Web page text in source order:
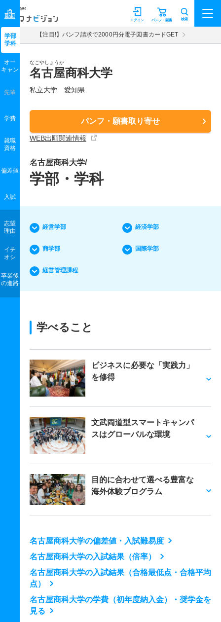
マナビジョン パンフ・願書
ログイン 検索
【注目!】パンフ請求で2000円分電子図書カードGET
なごやしょうか
名古屋商科大学
私立大学 愛知県
パンフ・願書取り寄せ
WEB出願関連情報
学部
学科
オー
キャン
先輩
学費
就職
資格
偏差値
入試
志望
理由
イチ
オシ
卒業後
の進路
名古屋商科大学/
学部・学科
経営学部 経済学部
商学部 国際学部
経営管理課程
学べること
ビジネスに必要な「実践力」
を修得
文武両道型スマートキャンパ
スはグローバルな環境
目的に合わせて選べる豊富な
海外体験プログラム
名古屋商科大学の偏差値・入試難易度
名古屋商科大学の入試結果（倍率）
名古屋商科大学の入試結果（合格最低点・合格平均
点）
名古屋商科大学の学費（初年度納入金）・奨学金を
見る